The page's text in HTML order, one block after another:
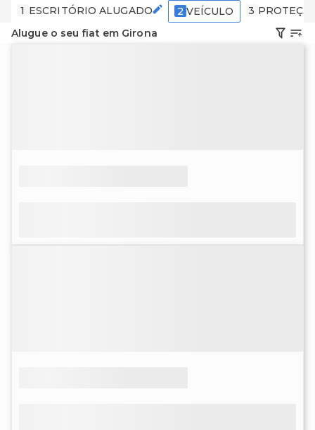
1 ESCRITÓRIO ALUGADO 2 VEÍCULO 3
Alugue o seu fiat em Girona